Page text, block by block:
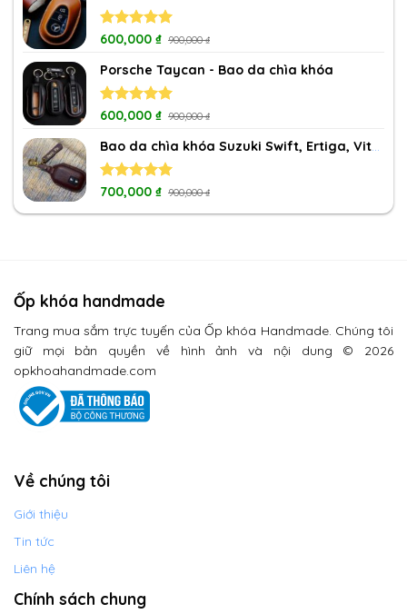
Rated5.00
600,000 ₫ 900,000₫
Porsche Taycan - Bao da chìa khóa
Rated5.00
600,000 ₫ 900,000₫
Bao da chìa khóa Suzuki Swift, Ertiga, Vitara, XL7
Rated5.00
700,000 ₫ 900,000₫
Ốp khóa handmade
Trang mua sắm trực tuyến của Ốp khóa Handmade. Chúng tôi
giữ mọi bản quyền về hình ảnh và nội dung © 2026
opkhoahandmade.com
Về chúng tôi
Giới thiệu
Tin tức
Liên hệ
Chính sách chung